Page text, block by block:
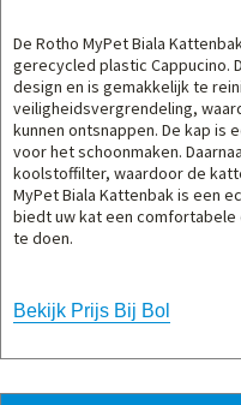
De Rotho MyPet Biala
gerecycled plastic Cappucino.
design en is gemakkelijk te
veiligheidsvergrendeling,
kunnen ontsnappen. De kap is
voor het schoonmaken.
koolstoffilter, waardoor de
MyPet Biala Kattenbak is een
biedt uw kat een comfortabele
te doen.
Bekijk Prijs Bij Bol